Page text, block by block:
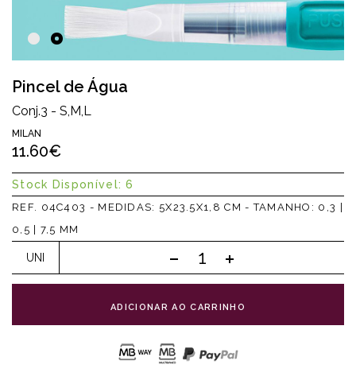
Pincel de Água
Conj.3 - S,M,L
MILAN
11.60€
Stock Disponível: 6
REF. 04C403 - MEDIDAS: 5X23.5X1,8 CM - TAMANHO: 0,3 |
0,5 | 7,5 MM
UNI
ADICIONAR AO CARRINHO